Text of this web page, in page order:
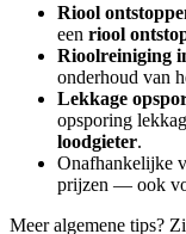
Riool
een riool
Rioolreiniging
onderhoud van
Lekkage
opsporing
loodgieter.
Onafhankelijke
prijzen — ook
Meer algemene tips?